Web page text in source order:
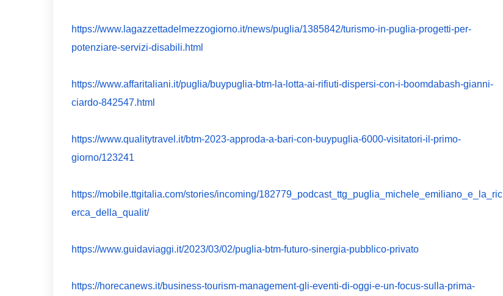
https://www.lagazzettadelmezzogiorno.it/news/puglia/1385842/turismo-in-puglia-progetti-per-
potenziare-servizi-disabili.html
https://www.affaritaliani.it/puglia/buypuglia-btm-la-lotta-ai-rifiuti-dispersi-con-i-boomdabash-gianni-
ciardo-842547.html
https://www.qualitytravel.it/btm-2023-approda-a-bari-con-buypuglia-6000-visitatori-il-primo-
giorno/123241
https://mobile.ttgitalia.com/stories/incoming/182779_podcast_ttg_puglia_michele_emiliano_e_la_ric
erca_della_qualit/
https://www.guidaviaggi.it/2023/03/02/puglia-btm-futuro-sinergia-pubblico-privato
https://horecanews.it/business-tourism-management-gli-eventi-di-oggi-e-un-focus-sulla-prima-